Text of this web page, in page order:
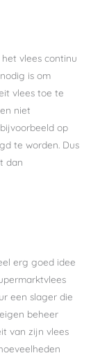
vlees continu
is om
vlees toe te
niet
op
te worden. Dus
dan
erg goed idee
een slager die
beheer
van zijn vlees